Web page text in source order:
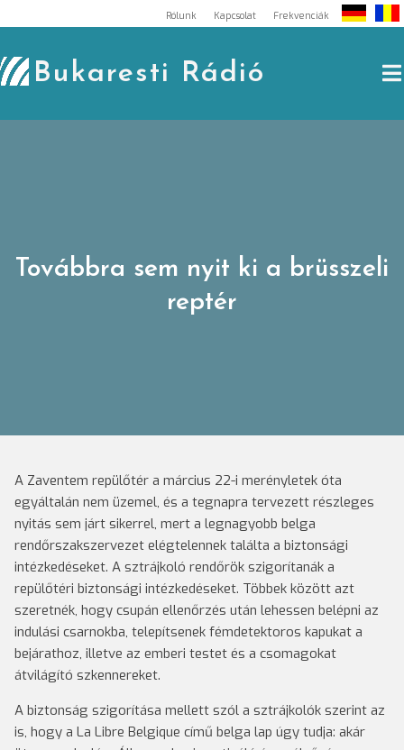
to
content
Rólunk Kapcsolat Frekvenciák
Bukaresti Rádió
Továbbra sem nyit ki a brüsszeli
reptér
A Zaventem repülőtér a március 22-i merényletek óta
egyáltalán nem üzemel, és a tegnapra tervezett részleges
nyitás sem járt sikerrel, mert a legnagyobb belga
rendőrszakszervezet elégtelennek találta a biztonsági
intézkedéseket. A sztrájkoló rendőrök szigorítanák a
repülőtéri biztonsági intézkedéseket. Többek között azt
szeretnék, hogy csupán ellenőrzés után lehessen belépni az
indulási csarnokba, telepítsenek fémdetektoros kapukat a
bejárathoz, illetve az emberi testet és a csomagokat
átvilágító szkennereket.
A biztonság szigorítása mellett szól a sztrájkolók szerint az
is, hogy a La Libre Belgique című belga lap úgy tudja: akár